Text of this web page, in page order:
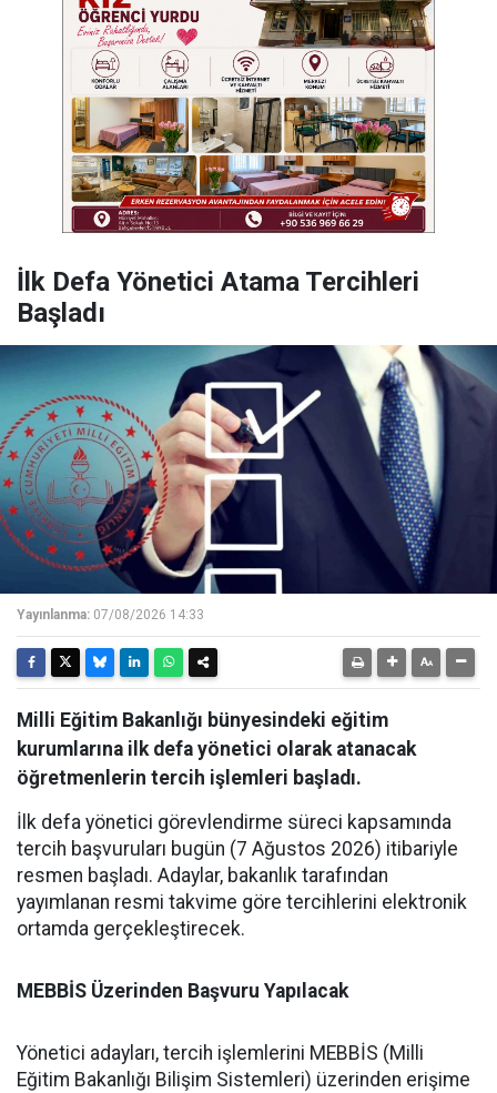
İlk Defa Yönetici Atama Tercihleri
Başladı
Yayınlanma: 07/08/2026 14:33
Milli Eğitim Bakanlığı bünyesindeki eğitim
kurumlarına ilk defa yönetici olarak atanacak
öğretmenlerin tercih işlemleri başladı.
İlk defa yönetici görevlendirme süreci kapsamında
tercih başvuruları bugün (7 Ağustos 2026) itibariyle
resmen başladı. Adaylar, bakanlık tarafından
yayımlanan resmi takvime göre tercihlerini elektronik
ortamda gerçekleştirecek.
MEBBİS Üzerinden Başvuru Yapılacak
​Yönetici adayları, tercih işlemlerini MEBBİS (Milli
Eğitim Bakanlığı Bilişim Sistemleri) üzerinden erişime